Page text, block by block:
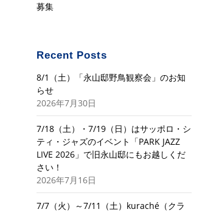
募集
Recent Posts
8/1（土）「永山邸野鳥観察会」のお知
らせ
2026年7月30日
7/18（土）・7/19（日）はサッポロ・シ
ティ・ジャズのイベント「PARK JAZZ
LIVE 2026」で旧永山邸にもお越しくだ
さい！
2026年7月16日
7/7（火）～7/11（土）kuraché（クラ